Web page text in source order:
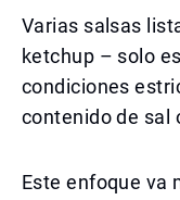
Varias salsas
ketchup – solo
condiciones
contenido de sal
Este enfoque va